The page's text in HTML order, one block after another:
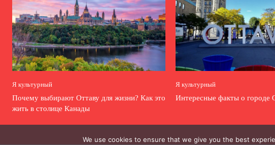
Я культурный
Почему выбирают Оттаву для жизни? Как это
жить в столице Канады
Я культурный
Интересные факты о городе
We use cookies to ensure that we give you the best